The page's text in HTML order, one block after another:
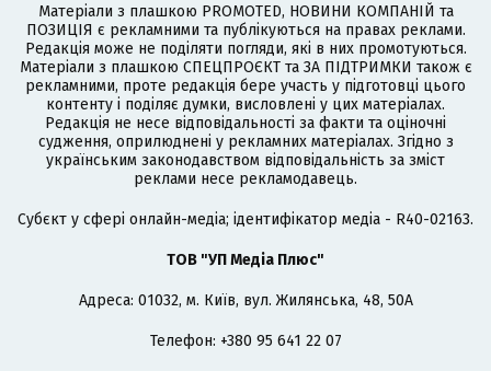
Матеріали з плашкою PROMOTED, НОВИНИ КОМПАНІЙ та
ПОЗИЦІЯ є рекламними та публікуються на правах реклами.
Редакція може не поділяти погляди, які в них промотуються.
Матеріали з плашкою СПЕЦПРОЄКТ та ЗА ПІДТРИМКИ також є
рекламними, проте редакція бере участь у підготовці цього
контенту і поділяє думки, висловлені у цих матеріалах.
Редакція не несе відповідальності за факти та оціночні
судження, оприлюднені у рекламних матеріалах. Згідно з
українським законодавством відповідальність за зміст
реклами несе рекламодавець.
Cубєкт у сфері онлайн-медіа; ідентифікатор медіа - R40-02163.
ТОВ "УП Медіа Плюс"
Адреса: 01032, м. Київ, вул. Жилянська, 48, 50А
Телефон: +380 95 641 22 07